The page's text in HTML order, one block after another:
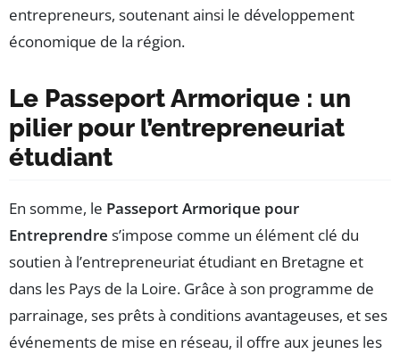
entrepreneurs, soutenant ainsi le développement
économique de la région.
Le Passeport Armorique : un
pilier pour l’entrepreneuriat
étudiant
En somme, le Passeport Armorique pour
Entreprendre s’impose comme un élément clé du
soutien à l’entrepreneuriat étudiant en Bretagne et
dans les Pays de la Loire. Grâce à son programme de
parrainage, ses prêts à conditions avantageuses, et ses
événements de mise en réseau, il offre aux jeunes les